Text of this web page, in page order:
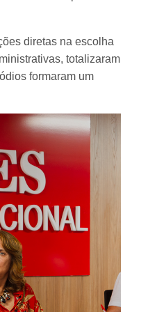
diretas na escolha
totalizaram
formaram um